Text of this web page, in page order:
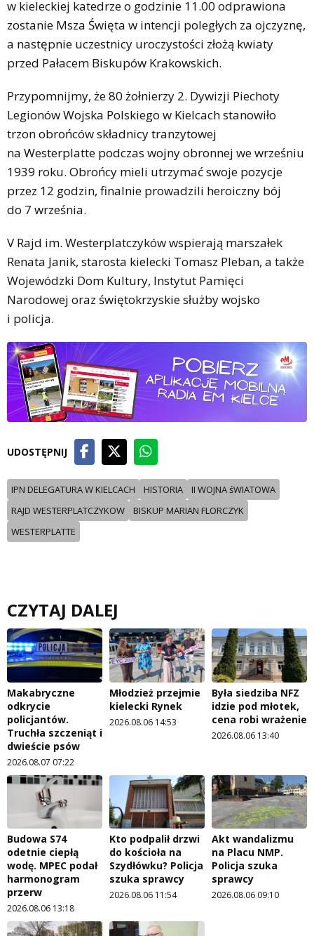
w kieleckiej katedrze o godzinie 11.00 odprawiona
zostanie Msza Święta w intencji poległych za ojczyznę,
a następnie uczestnicy uroczystości złożą kwiaty
przed Pałacem Biskupów Krakowskich.
Przypomnijmy, że 80 żołnierzy 2. Dywizji Piechoty
Legionów Wojska Polskiego w Kielcach stanowiło
trzon obrońców składnicy tranzytowej
na Westerplatte podczas wojny obronnej we wrześniu
1939 roku. Obrońcy mieli utrzymać swoje pozycje
przez 12 godzin, finalnie prowadzili heroiczny bój
do 7 września.
V Rajd im. Westerplatczyków wspierają marszałek
Renata Janik, starosta kielecki Tomasz Pleban, a także
Wojewódzki Dom Kultury, Instytut Pamięci
Narodowej oraz świętokrzyskie służby wojsko
i policja.
UDOSTĘPNIJ
IPN DELEGATURA W KIELCACH HISTORIA
II WOJNA śWIATOWA
RAJD WESTERPLATCZYKOW
BISKUP MARIAN FLORCZYK
WESTERPLATTE
CZYTAJ DALEJ
Makabryczne
odkrycie
policjantów.
Truchła szczeniąt i
dwieście psów
2026.08.07 07:22
Młodzież przejmie
kielecki Rynek
2026.08.06 14:53
Była siedziba NFZ
idzie pod młotek,
cena robi wrażenie
2026.08.06 13:40
Budowa S74
odetnie ciepłą
wodę. MPEC podał
harmonogram
przerw
2026.08.06 13:18
Kto podpalił drzwi
do kościoła na
Szydłówku? Policja
szuka sprawcy
2026.08.06 11:54
Akt wandalizmu
na Placu NMP.
Policja szuka
sprawcy
2026.08.06 09:10